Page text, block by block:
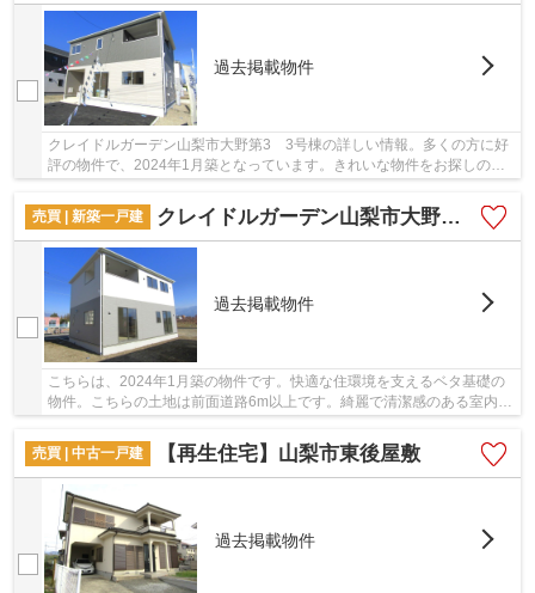
過去掲載物件
クレイドルガーデン山梨市大野第3 3号棟の詳しい情報。多くの方に好
評の物件で、2024年1月築となっています。きれいな物件をお探しの方
売買 | 新築一戸建
クレイドルガーデン山梨市大野第3 2号棟
過去掲載物件
こちらは、2024年1月築の物件です。快適な住環境を支えるベタ基礎の
物件。こちらの土地は前面道路6m以上です。綺麗で清潔感のある室内が
売買 | 中古一戸建
【再生住宅】山梨市東後屋敷
過去掲載物件